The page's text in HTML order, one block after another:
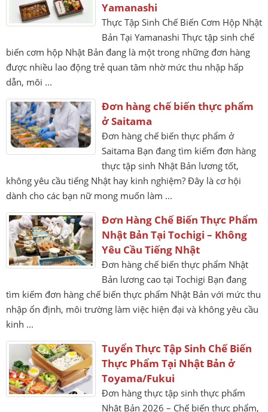
Yamanashi
Thực Tập Sinh Chế Biến Cơm Hộp Nhật
Bản Tại Yamanashi Thực tập sinh chế
biến cơm hộp Nhật Bản đang là một trong những đơn hàng
được nhiều lao động trẻ quan tâm nhờ mức thu nhập hấp
dẫn, môi ...
Đơn hàng chế biến thực phẩm
ở Saitama
Đơn hàng chế biến thực phẩm ở
Saitama Bạn đang tìm kiếm đơn hàng
thực tập sinh Nhật Bản lương tốt,
không yêu cầu tiếng Nhật hay kinh nghiệm? Đây là cơ hội
dành cho các bạn nữ mong muốn làm ...
Đơn Hàng Chế Biến Thực Phẩm
Nhật Bản Tại Tochigi – Không
Yêu Cầu Tiếng Nhật
Đơn hàng chế biến thực phẩm Nhật
Bản lương cao tại Tochigi Bạn đang
tìm kiếm đơn hàng chế biến thực phẩm Nhật Bản với mức thu
nhập ổn định, môi trường làm việc hiện đại và không yêu cầu
kinh ...
Tuyển Thực Tập Sinh Chế Biến
Thực Phẩm Tại Nhật Bản ở
Toyama/Fukui
Đơn hàng thực tập sinh thực phẩm
Nhật Bản 2026 – Chế biến thực phẩm,